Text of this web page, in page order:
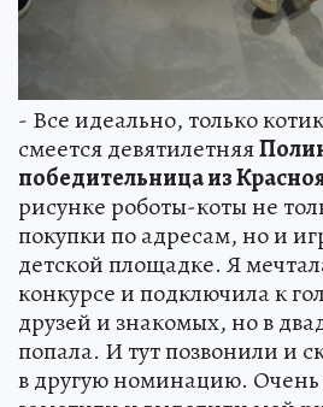
- Все идеально, только
смеется девятилетняя
победительница из
рисунке роботы-коты не
покупки по адресам, но и
детской площадке. Я
конкурсе и подключила к
друзей и знакомых, но в
попала. И тут позвонили и
в другую номинацию. Очень